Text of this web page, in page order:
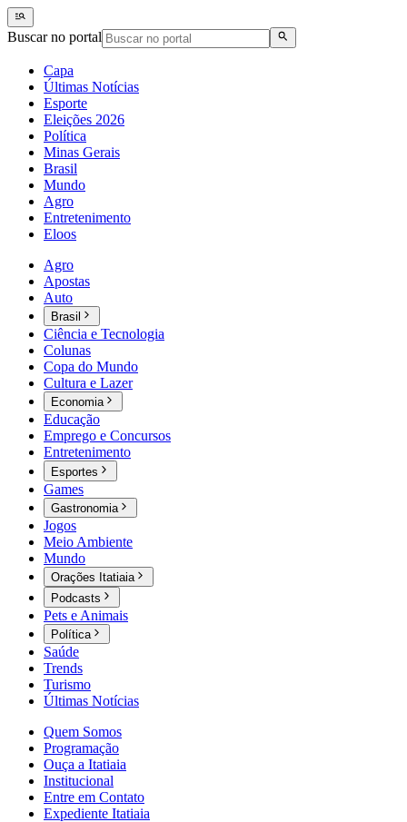
Buscar no portal
Capa
Últimas Notícias
Esporte
Eleições 2026
Política
Minas Gerais
Brasil
Mundo
Agro
Entretenimento
Eloos
Agro
Apostas
Auto
Brasil
Ciência e Tecnologia
Colunas
Copa do Mundo
Cultura e Lazer
Economia
Educação
Emprego e Concursos
Entretenimento
Esportes
Games
Gastronomia
Jogos
Meio Ambiente
Mundo
Orações Itatiaia
Podcasts
Pets e Animais
Política
Saúde
Trends
Turismo
Últimas Notícias
Quem Somos
Programação
Ouça a Itatiaia
Institucional
Entre em Contato
Expediente Itatiaia